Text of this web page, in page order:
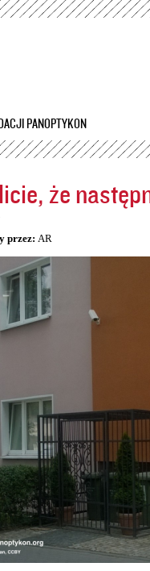
PANOPTYKON
że
przez: AR